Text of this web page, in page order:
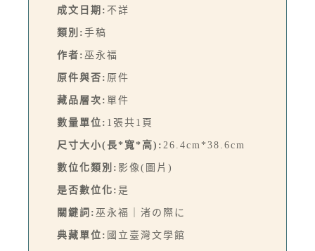
成文日期: 不詳
類別: 手稿
作者: 巫永福
原件與否: 原件
藏品層次: 單件
數量單位: 1張共1頁
尺寸大小(長*寬*高): 26.4cm*38.6cm
數位化類別: 影像(圖片)
是否數位化: 是
關鍵詞: 巫永福｜渚の際に
典藏單位: 國立臺灣文學館